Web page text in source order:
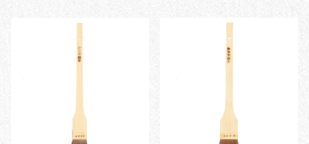
お買い物を続ける カートへ進む